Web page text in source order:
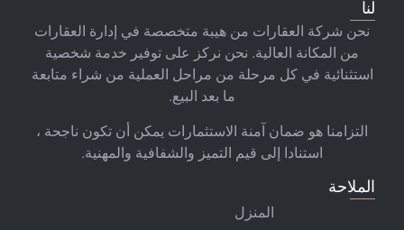
نحن شركة العقارات من هيبة متخصصة في إدارة العقارات
من المكانة العالية. نحن نركز على توفير خدمة شخصية
استثنائية في كل مرحلة من مراحل العملية من شراء متابعة
ما بعد البيع.
التزامنا هو ضمان آمنة الاستثمارات يمكن أن تكون ناجحة ،
استنادا إلى قيم التميز والشفافية والمهنية.
الملاحة
المنزل